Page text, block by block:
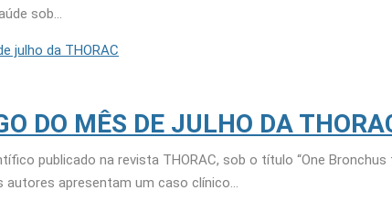
sob…
DO MÊS DE JULHO DA
publicado na revista THORAC, sob o título “One
autores apresentam um caso clínico…